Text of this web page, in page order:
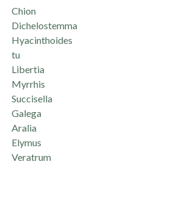
Chion
Dichelostemma
Hyacinthoides
tu
Libertia
Myrrhis
Succisella
Galega
Aralia
Elymus
Veratrum